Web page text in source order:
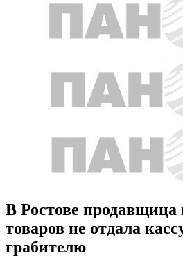
В Ростове
товаров не отдала
грабителю